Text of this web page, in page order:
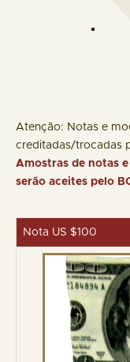
Atenção: Notas e
creditadas/trocadas
Amostras de notas
serão aceites pelo
Nota US $100